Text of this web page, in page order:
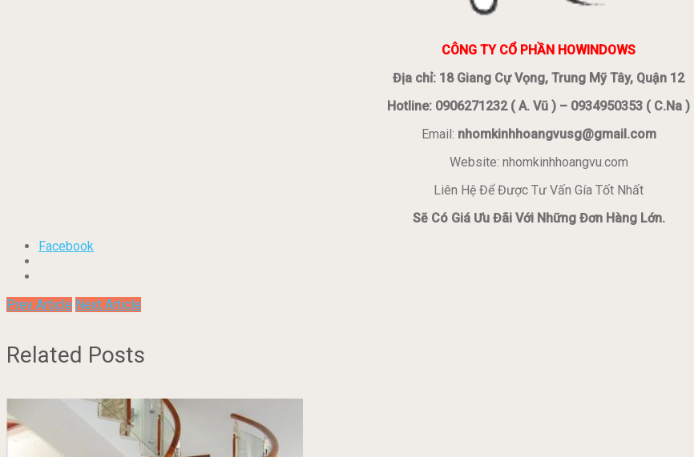
CÔNG TY CỔ PHẦN HOWINDOWS
Địa chỉ: 18 Giang Cự Vọng, Trung Mỹ Tây, Quận 12
Hotline: 0906271232 ( A. Vũ ) – 0934950353 ( C.Na )
Email: nhomkinhhoangvusg@gmail.com
Website: nhomkinhhoangvu.com
Liên Hệ Để Được Tư Vấn Gía Tốt Nhất
Sẽ Có Giá Ưu Đãi Với Những Đơn Hàng Lớn.
Facebook
Prev Article Next Article
Related Posts